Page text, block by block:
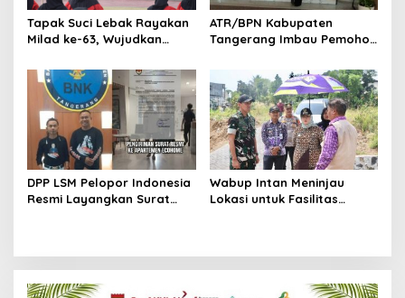
Tapak Suci Lebak Rayakan
Milad ke-63, Wujudkan
Menuju Kancah Dunia
ATR/BPN Kabupaten
Tangerang Imbau Pemohon
Berkas Mandek
DPP LSM Pelopor Indonesia
Resmi Layangkan Surat
Wabup Intan Meninjau
Lokasi untuk Fasilitas